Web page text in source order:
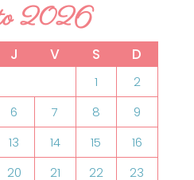
2026
J V S D
1
2
6 7 8
9
13 14 15
16
20 21 22
23